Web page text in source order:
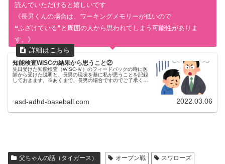
読んでいただけると嬉しいです
《長男くんの場合は、ワーキングメモリーが低いので
❝ふざけている❞と周囲の人から思われてしまう可能性がありま
す。》
知能検査WISCの結果から思うこと②
先日受けた知能検査（WISC-Ⅳ）のフィードバックの時に医
師から受けた説明と、長男の現状を基に私が思うことを記録
しておきます。※あくまで、長男の場合ですのでご了承くだ
asd-adhd-baseball.com 2022.03.06
父ちゃんの話（タイガース） オープン戦 スワローズ